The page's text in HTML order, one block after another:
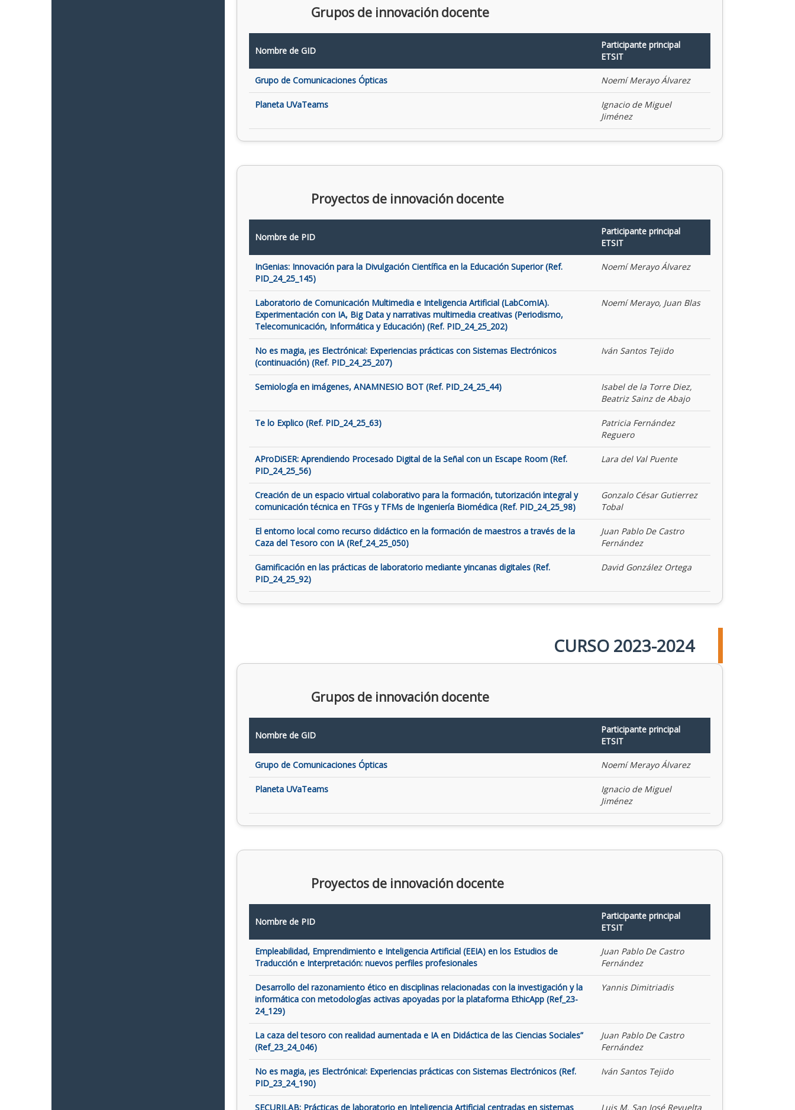
Grupos de innovación docente
Nombre de GID
Participante principal
ETSIT
Grupo de Comunicaciones Ópticas Noemí Merayo Álvarez
Planeta UVaTeams
Ignacio de Miguel
Jiménez
Proyectos de innovación docente
Nombre de PID
Participante principal
ETSIT
InGenias: Innovación para la Divulgación Científica en la Educación Superior (Ref.
PID_24_25_145)
Noemí Merayo Álvarez
Laboratorio de Comunicación Multimedia e Inteligencia Artificial (LabComIA).
Experimentación con IA, Big Data y narrativas multimedia creativas (Periodismo,
Telecomunicación, Informática y Educación) (Ref. PID_24_25_202)
Noemí Merayo, Juan Blas
No es magia, ¡es Electrónica!: Experiencias prácticas con Sistemas Electrónicos
(continuación) (Ref. PID_24_25_207)
Iván Santos Tejido
Semiología en imágenes, ANAMNESIO BOT (Ref. PID_24_25_44)
Isabel de la Torre Diez,
Beatriz Sainz de Abajo
Te lo Explico (Ref. PID_24_25_63)
Patricia Fernández
Reguero
AProDiSER: Aprendiendo Procesado Digital de la Señal con un Escape Room (Ref.
PID_24_25_56)
Lara del Val Puente
Creación de un espacio virtual colaborativo para la formación, tutorización integral y
comunicación técnica en TFGs y TFMs de Ingeniería Biomédica (Ref. PID_24_25_98)
Gonzalo César Gutierrez
Tobal
El entorno local como recurso didáctico en la formación de maestros a través de la
Caza del Tesoro con IA (Ref_24_25_050)
Juan Pablo De Castro
Fernández
Gamificación en las prácticas de laboratorio mediante yincanas digitales (Ref.
PID_24_25_92)
David González Ortega
CURSO 2023-2024
Grupos de innovación docente
Nombre de GID
Participante principal
ETSIT
Grupo de Comunicaciones Ópticas Noemí Merayo Álvarez
Planeta UVaTeams
Ignacio de Miguel
Jiménez
Proyectos de innovación docente
Nombre de PID
Participante principal
ETSIT
Empleabilidad, Emprendimiento e Inteligencia Artificial (EEIA) en los Estudios de
Traducción e Interpretación: nuevos perfiles profesionales
Juan Pablo De Castro
Fernández
Desarrollo del razonamiento ético en disciplinas relacionadas con la investigación y la
informática con metodologías activas apoyadas por la plataforma EthicApp (Ref_23-
24_129)
Yannis Dimitriadis
La caza del tesoro con realidad aumentada e IA en Didáctica de las Ciencias Sociales”
(Ref_23_24_046)
Juan Pablo De Castro
Fernández
No es magia, ¡es Electrónica!: Experiencias prácticas con Sistemas Electrónicos (Ref.
PID_23_24_190)
Iván Santos Tejido
SECURILAB: Prácticas de laboratorio en Inteligencia Artificial centradas en sistemas Luis M. San José Revuelta